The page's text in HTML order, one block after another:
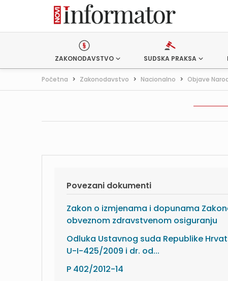
ZAKONODAVSTVO SUDSKA PRAKSA
Početna > Zakonodavstvo > Nacionalno > Objave
Povezani dokumenti
Zakon o izmjenama i dopunama
obveznom zdravstvenom osiguranju
Odluka Ustavnog suda Republike
U-I-425/2009 i dr. od...
P 402/2012-14